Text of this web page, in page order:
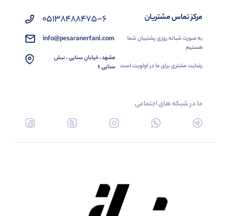
مرکز تماس مشتریان
به صورت شبانه روزی پشتیبان شما
هستیم
رضایت مشتری برای ما در اولویت است
05138488475-6
info@pesaranerfani.com
مشهد ، خیابان سنایی ، نبش
سنایی 6
ما در شبکه های اجتماعی